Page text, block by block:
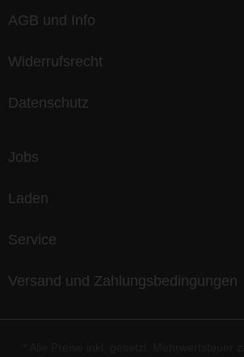
AGB und Info
Widerrufsrecht
Datenschutz
Jobs
Laden
Service
Versand und Zahlungsbedingungen